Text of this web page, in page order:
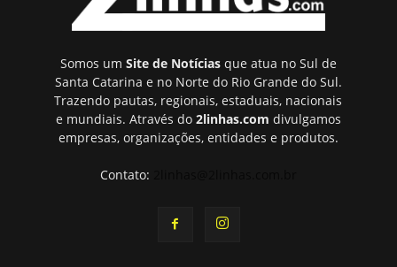
Somos um Site de Notíciasque atua no Sul de
Santa Catarina e no Norte do Rio Grande do Sul.
Trazendo pautas, regionais, estaduais, nacionais
e mundiais. Através do 2linhas.com divulgamos
empresas, organizações, entidades e produtos.
Contato: